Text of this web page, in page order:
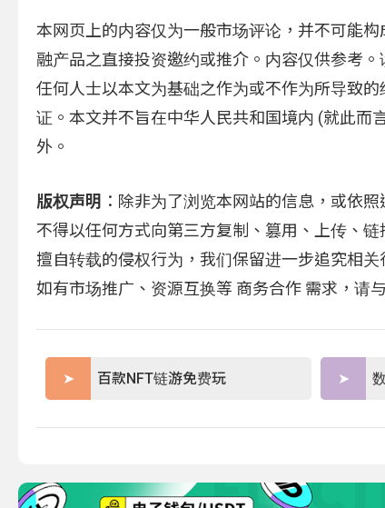
本网页上的内容仅为一般市场评论，并不可能
融产品之直接投资邀约或推介。内容仅供参考
任何人士以本文为基础之作为或不作为所导致
证。本文并不旨在中华人民共和国境内 (就此而
外。
版权声明 ：除非为了浏览本网站的信息，或依
不得以任何方式向第三方复制、篡用、上传、
擅自转载的侵权行为，我们保留进一步追究相关
如有市场推广、资源互换等 商务合作 需求，请
百款NFT链游免费玩